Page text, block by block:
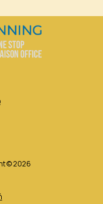
© 2026